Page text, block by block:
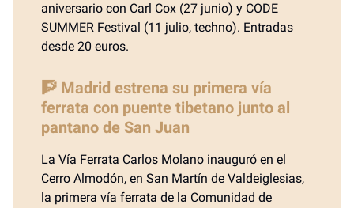
aniversario con Carl Cox (27 junio) y CODE
SUMMER Festival (11 julio, techno). Entradas
desde 20 euros.
🧗 Madrid estrena su primera vía
ferrata con puente tibetano junto al
pantano de San Juan
La Vía Ferrata Carlos Molano inauguró en el
Cerro Almodón, en San Martín de Valdeiglesias,
la primera vía ferrata de la Comunidad de